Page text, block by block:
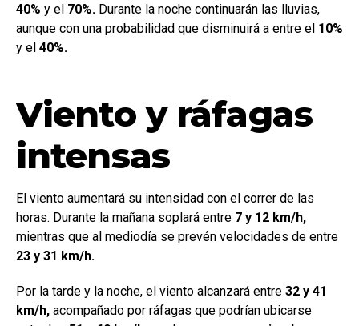
40% y el 70%. Durante la noche continuarán las lluvias,
aunque con una probabilidad que disminuirá a entre el 10%
y el 40%.
Viento y ráfagas
intensas
El viento aumentará su intensidad con el correr de las
horas. Durante la mañana soplará entre 7 y 12 km/h,
mientras que al mediodía se prevén velocidades de entre
23 y 31 km/h.
Por la tarde y la noche, el viento alcanzará entre 32 y 41
km/h, acompañado por ráfagas que podrían ubicarse